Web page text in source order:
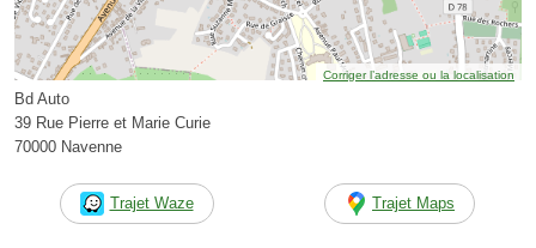
Corriger l’adresse ou la localisation
Bd Auto
39 Rue Pierre et Marie Curie
70000 Navenne
Trajet Waze Trajet Maps